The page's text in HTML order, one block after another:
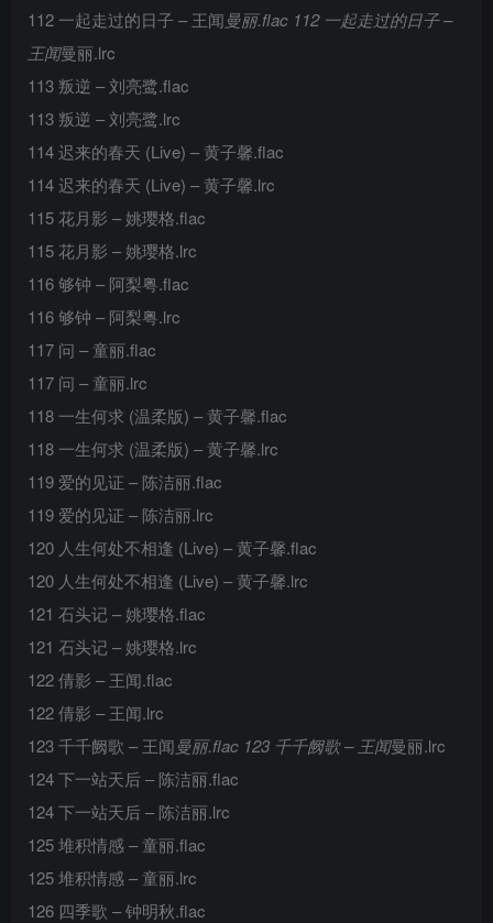
112 一起走过的日子 – 王闻曼丽.flac 112 一起走过的日子 –
王闻曼丽.lrc
113 叛逆 – 刘亮鹭.flac
113 叛逆 – 刘亮鹭.lrc
114 迟来的春天 (Live) – 黄子馨.flac
114 迟来的春天 (Live) – 黄子馨.lrc
115 花月影 – 姚璎格.flac
115 花月影 – 姚璎格.lrc
116 够钟 – 阿梨粤.flac
116 够钟 – 阿梨粤.lrc
117 问 – 童丽.flac
117 问 – 童丽.lrc
118 一生何求 (温柔版) – 黄子馨.flac
118 一生何求 (温柔版) – 黄子馨.lrc
119 爱的见证 – 陈洁丽.flac
119 爱的见证 – 陈洁丽.lrc
120 人生何处不相逢 (Live) – 黄子馨.flac
120 人生何处不相逢 (Live) – 黄子馨.lrc
121 石头记 – 姚璎格.flac
121 石头记 – 姚璎格.lrc
122 倩影 – 王闻.flac
122 倩影 – 王闻.lrc
123 千千阙歌 – 王闻曼丽.flac 123 千千阙歌 – 王闻曼丽.lrc
124 下一站天后 – 陈洁丽.flac
124 下一站天后 – 陈洁丽.lrc
125 堆积情感 – 童丽.flac
125 堆积情感 – 童丽.lrc
126 四季歌 – 钟明秋.flac